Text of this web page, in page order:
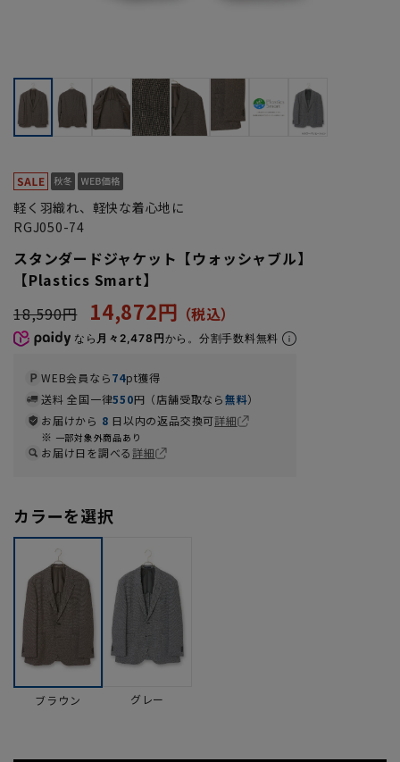
軽く羽織れ、軽快な着心地に
RGJ050-74
スタンダードジャケット【ウォッシャブル】
【Plastics Smart】
18,590円
14,872円
なら 月々2,478円から。分割手数料無料
WEB会員なら74pt獲得
送料 全国一律550円（店舗受取なら無料）
お届けから 8 日以内の返品交換可詳細
一部対象外商品あり
お届け日を調べる詳細
カラーを選択
ブラウン グレー